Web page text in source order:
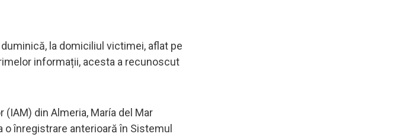
la domiciliul victimei, aflat pe
informații, acesta a recunoscut
din Almeria, María del Mar
o înregistrare anterioară în Sistemul